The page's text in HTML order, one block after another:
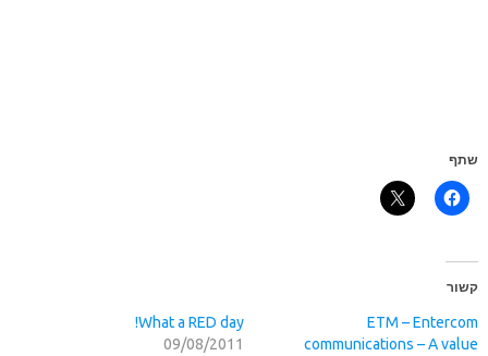
שתף
קשור
ETM – Entercom
communications – A value
What a RED day!
09/08/2011